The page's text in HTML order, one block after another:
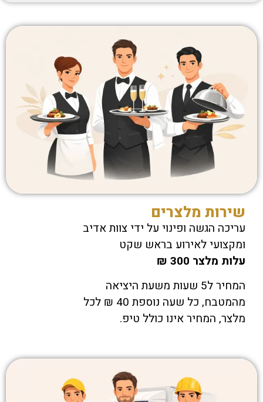
שירות מלצרים
עריכה הגשה ופינוי על ידי צוות אדיב
ומקצועי לאירוע בראש שקט
עלות מלצר 300 ₪
המחיר ל5 שעות משעת היציאה
מהמטבח, כל שעה נוספת 40 ₪ לכל
מלצר, המחיר אינו כולל טיפ.